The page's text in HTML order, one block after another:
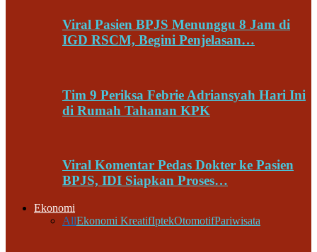
Viral Pasien BPJS Menunggu 8 Jam di
IGD RSCM, Begini Penjelasan…
Tim 9 Periksa Febrie Adriansyah Hari Ini
di Rumah Tahanan KPK
Viral Komentar Pedas Dokter ke Pasien
BPJS, IDI Siapkan Proses…
Ekonomi
AllEkonomi KreatifIptekOtomotifPariwisata